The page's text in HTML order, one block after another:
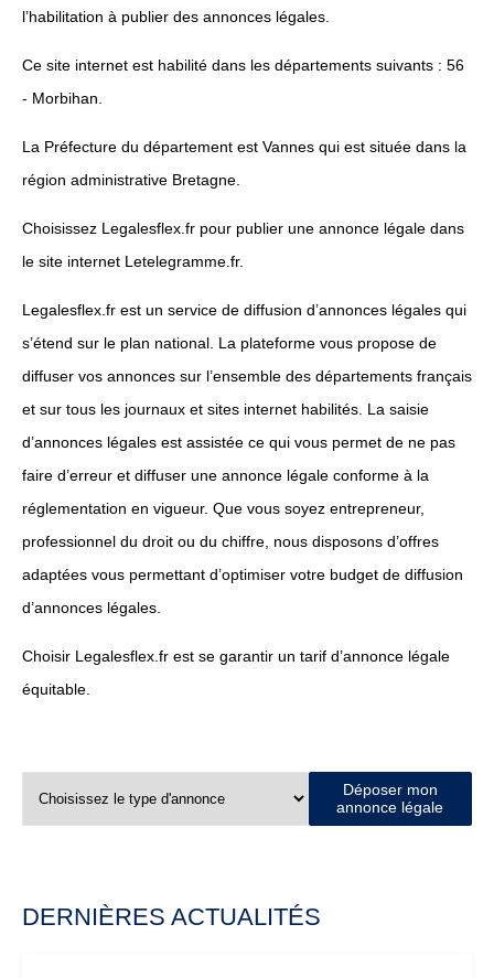
l’habilitation à publier des annonces légales.
Ce site internet est habilité dans les départements suivants : 56
- Morbihan.
La Préfecture du département est Vannes qui est située dans la
région administrative Bretagne.
Choisissez Legalesflex.fr pour publier une annonce légale dans
le site internet Letelegramme.fr.
Legalesflex.fr est un service de diffusion d’annonces légales qui
s’étend sur le plan national. La plateforme vous propose de
diffuser vos annonces sur l’ensemble des départements français
et sur tous les journaux et sites internet habilités. La saisie
d’annonces légales est assistée ce qui vous permet de ne pas
faire d’erreur et diffuser une annonce légale conforme à la
réglementation en vigueur. Que vous soyez entrepreneur,
professionnel du droit ou du chiffre, nous disposons d’offres
adaptées vous permettant d’optimiser votre budget de diffusion
d’annonces légales.
Choisir Legalesflex.fr est se garantir un tarif d’annonce légale
équitable.
Déposer mon
annonce légale
DERNIÈRES ACTUALITÉS